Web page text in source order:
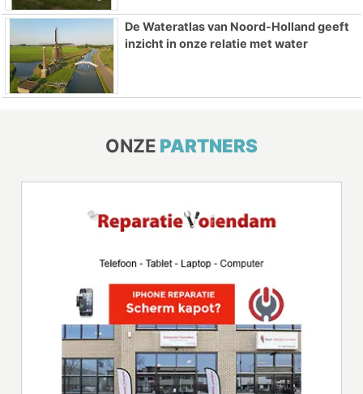
De Wateratlas van Noord-Holland geeft
inzicht in onze relatie met water
ONZE PARTNERS